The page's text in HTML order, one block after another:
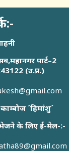
पार्ट–2
(उ.प्र.)
´हिमांशु´
के लिए ई-मेल-:-